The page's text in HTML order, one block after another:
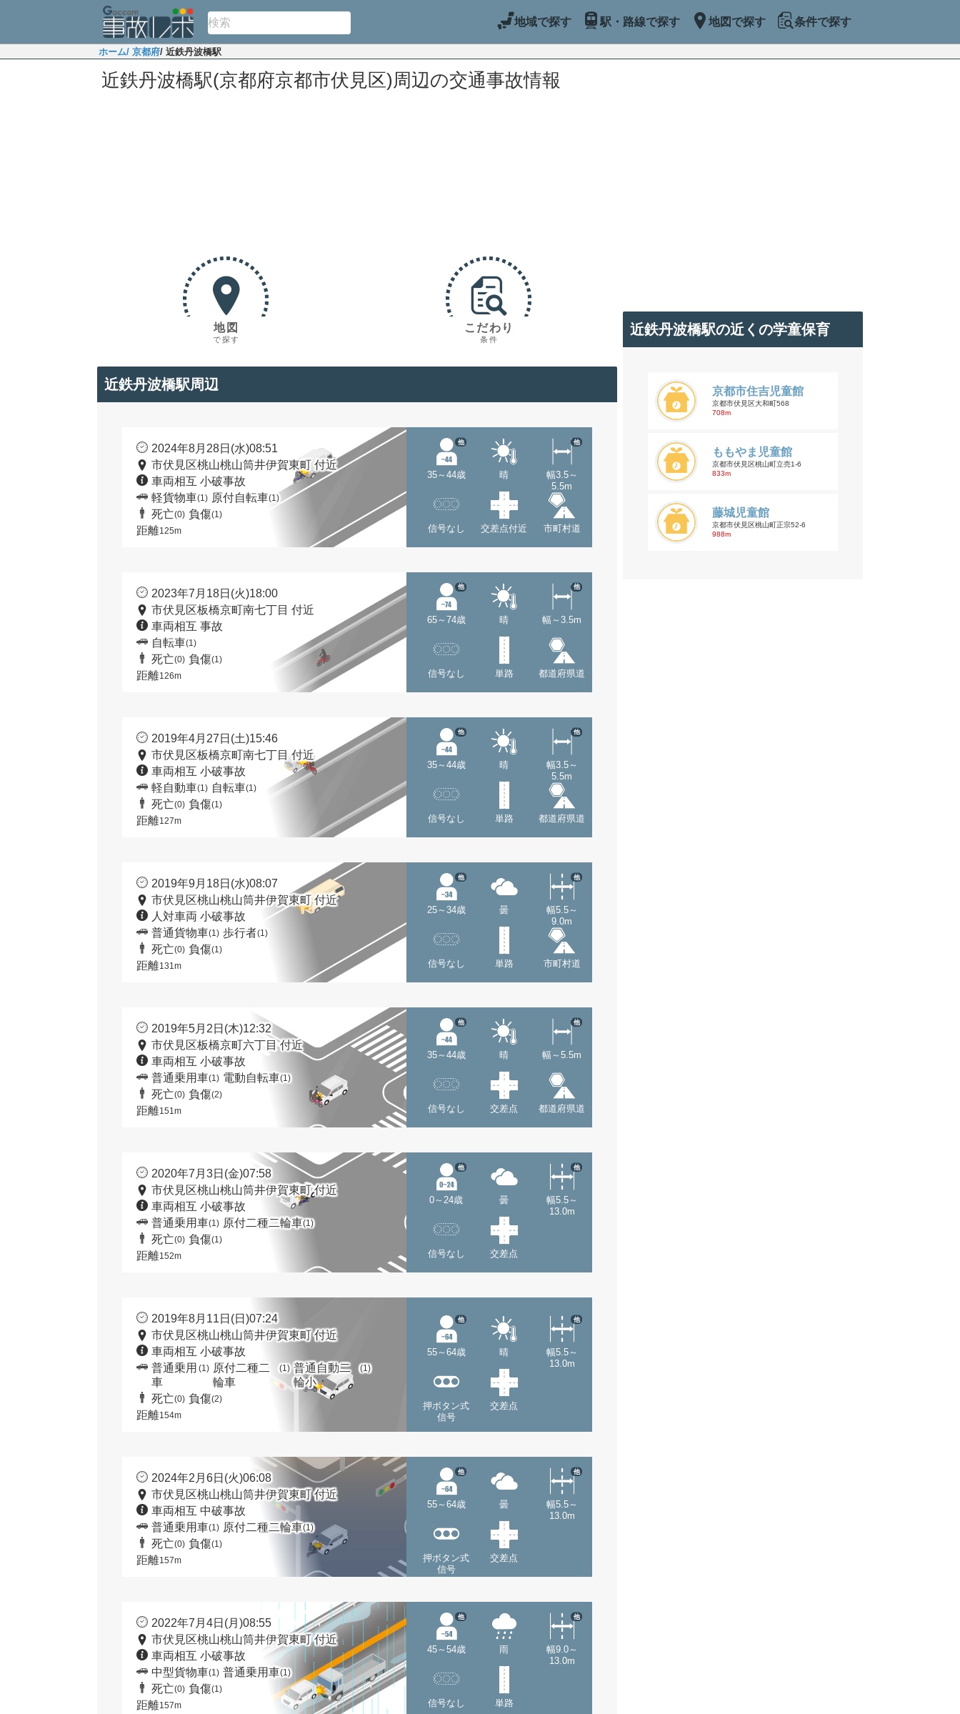
地域で探す 駅・路線で探す 地図で探す 条件で探す
ホーム/ 京都府/ 近鉄丹波橋駅
近鉄丹波橋駅(京都府京都市伏見区)周辺の交通事故情報
地図
で探す
こだわり
条件
近鉄丹波橋駅周辺
2024年8月28日(水)08:51
市伏見区桃山桃山筒井伊賀東町 付近
車両相互 小破事故
軽貨物車(1) 原付自転車(1)
死亡(0) 負傷(1)
距離125m
35～44歳
他
晴
幅3.5～
5.5m
他
信号なし 交差点付近 市町村道
2023年7月18日(火)18:00
市伏見区板橋京町南七丁目 付近
車両相互 事故
自転車(1)
死亡(0) 負傷(1)
距離126m
65～74歳
他
晴 幅～3.5m
他
信号なし 単路 都道府県道
2019年4月27日(土)15:46
市伏見区板橋京町南七丁目 付近
車両相互 小破事故
軽自動車(1) 自転車(1)
死亡(0) 負傷(1)
距離127m
35～44歳
他
晴
幅3.5～
5.5m
他
信号なし 単路 都道府県道
2019年9月18日(水)08:07
市伏見区桃山桃山筒井伊賀東町 付近
人対車両 小破事故
普通貨物車(1) 歩行者(1)
死亡(0) 負傷(1)
距離131m
25～34歳
他
曇
幅5.5～
9.0m
他
信号なし 単路 市町村道
2019年5月2日(木)12:32
市伏見区板橋京町六丁目 付近
車両相互 小破事故
普通乗用車(1) 電動自転車(1)
死亡(0) 負傷(2)
距離151m
35～44歳
他
晴 幅～5.5m
他
信号なし 交差点 都道府県道
2020年7月3日(金)07:58
市伏見区桃山桃山筒井伊賀東町 付近
車両相互 小破事故
普通乗用車(1) 原付二種二輪車(1)
死亡(0) 負傷(1)
距離152m
0～24歳
他
曇
幅5.5～
13.0m
他
信号なし 交差点
2019年8月11日(日)07:24
市伏見区桃山桃山筒井伊賀東町 付近
車両相互 小破事故
普通乗用
車
(1) 原付二種二
輪車
(1) 普通自動二
輪小
(1)
死亡(0) 負傷(2)
距離154m
55～64歳
他
晴
幅5.5～
13.0m
他
押ボタン式
信号
交差点
2024年2月6日(火)06:08
市伏見区桃山桃山筒井伊賀東町 付近
車両相互 中破事故
普通乗用車(1) 原付二種二輪車(1)
死亡(0) 負傷(1)
距離157m
55～64歳
他
曇
幅5.5～
13.0m
他
押ボタン式
信号
交差点
2022年7月4日(月)08:55
市伏見区桃山桃山筒井伊賀東町 付近
車両相互 小破事故
中型貨物車(1) 普通乗用車(1)
死亡(0) 負傷(1)
距離157m
45～54歳
他
雨
幅9.0～
13.0m
他
信号なし 単路
近鉄丹波橋駅の近くの学童保育
京都市住吉児童館
京都市伏見区大和町568
708m
ももやま児童館
京都市伏見区桃山町立売1-6
833m
藤城児童館
京都市伏見区桃山町正宗52-6
988m